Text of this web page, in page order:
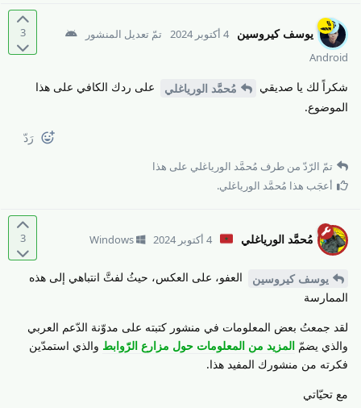
3 يوسف كيروسين 4 أكتوبر 2024
تمّ تعديل المنشور
Android
شكراً لك يا صديقي مُحمَّد الورياغلي
على ردك الكافي على هذا
الموضوع.
رَدّ
تمّ الرّدّ من طرف مُحمَّد الورياغلي على هذا
أعجَب هذا مُحمَّد الورياغلي.
3 مُحمَّد الورياغلي 4 أكتوبر 2024 Windows
يوسف كيروسين
العفو، على العكس، حيثُ لفتَّ انتباهي إلى هذه
الممارسة
لقد جمعتُ بعض المعلومات في منشور كتبته على مدوّنة الدّعم العربي
والذي يضمّ المزيد من المعلومات حول مزارع الرّوابط والذي استمدّين
فكرته من منشورك المفيد هذا.
مع تحيّاتي